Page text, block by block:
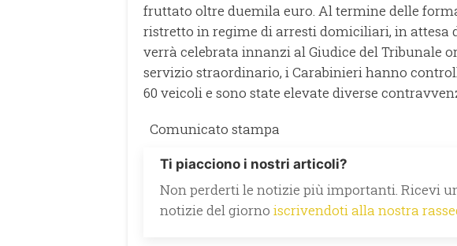
fruttato oltre duemila euro. Al termine delle
ristretto in regime di arresti domiciliari, in attesa
verrà celebrata innanzi al Giudice del Tribunale
servizio straordinario, i Carabinieri hanno
60 veicoli e sono state elevate diverse
Comunicato stampa
Ti piacciono i nostri articoli?
Non perderti le notizie più importanti. Ricevi
notizie del giorno iscrivendoti alla nostra